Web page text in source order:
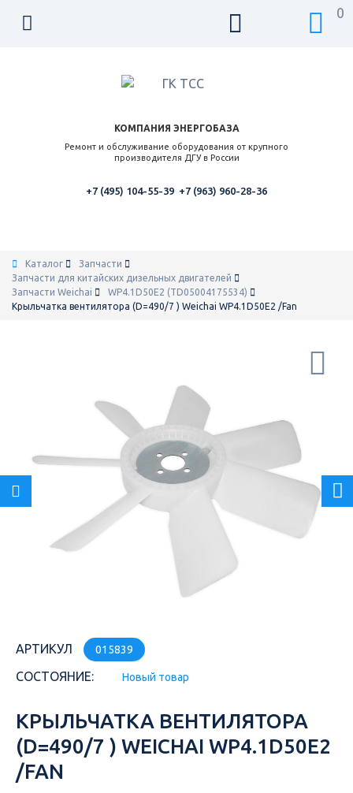
КОМПАНИЯ ЭНЕРГОБАЗА
Ремонт и обслуживание оборудования от крупного
производителя ДГУ в России
0
+7 (495) 104-55-39 +7 (963) 960-28-36
Каталог
Запчасти
Запчасти для китайских дизельных двигателей
Запчасти Weichai
WP4.1D50E2 (TD05004175534)
Крыльчатка вентилятора (D=490/7 ) Weichai WP4.1D50E2 /Fan
АРТИКУЛ 015839
СОСТОЯНИЕ: Новый товар
КРЫЛЬЧАТКА ВЕНТИЛЯТОРА
(D=490/7 ) WEICHAI WP4.1D50E2
/FAN